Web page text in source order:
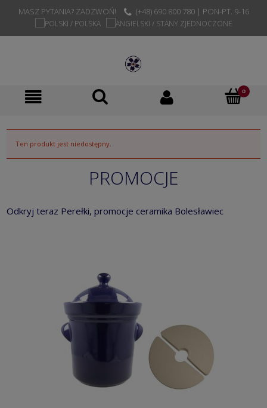
MASZ PYTANIA? ZADZWOŃ! (+48) 690 800 780 | PON-PT. 9-16
Ten produkt jest niedostępny.
PROMOCJE
Odkryj teraz Perełki, promocje ceramika Bolesławiec